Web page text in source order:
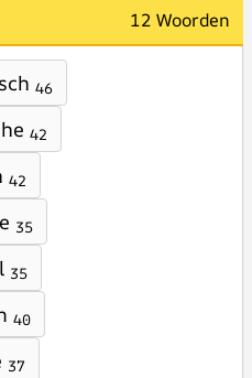
12 Woorden
46
42
42
35
35
40
37